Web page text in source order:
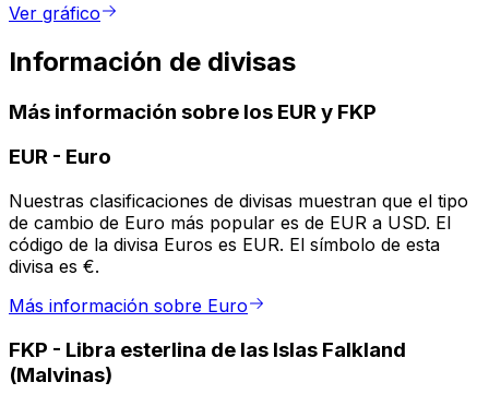
Ver gráfico
Información de divisas
Más información sobre los EUR y FKP
EUR - Euro
Nuestras clasificaciones de divisas muestran que el tipo
de cambio de Euro más popular es de EUR a USD. El
código de la divisa Euros es EUR. El símbolo de esta
divisa es €.
Más información sobre Euro
FKP - Libra esterlina de las Islas Falkland
(Malvinas)